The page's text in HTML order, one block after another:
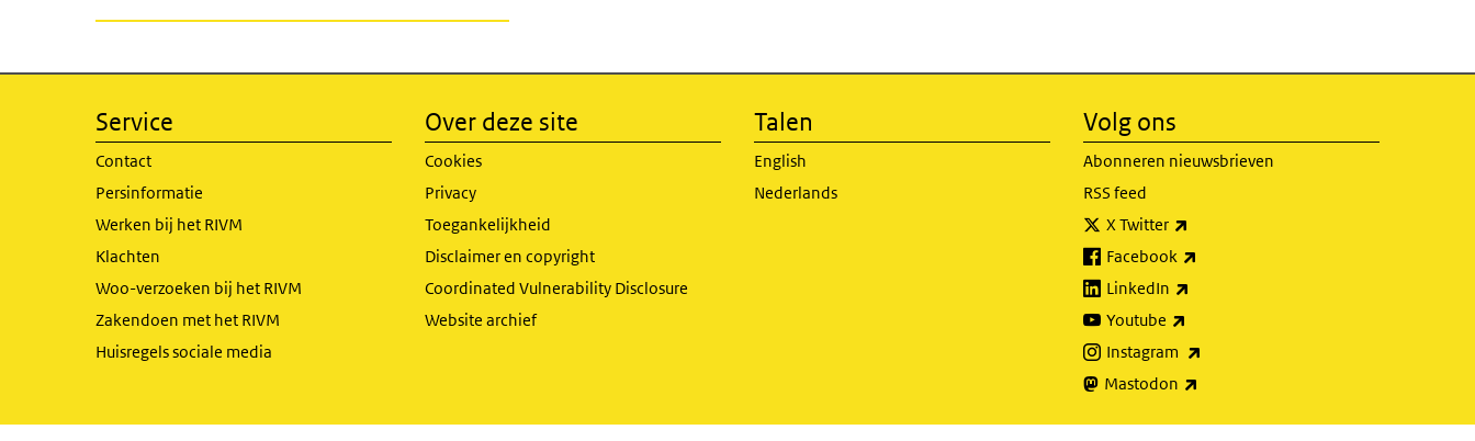
Service
Contact
Persinformatie
Werken bij het RIVM
Klachten
Woo-verzoeken bij het RIVM
Zakendoen met het RIVM
Huisregels sociale media
Over deze site
Cookies
Privacy
Toegankelijkheid
Disclaimer en copyright
Coordinated Vulnerability Disclosure
Website archief
Talen
English
Nederlands
Volg ons
Abonneren nieuwsbrieven
RSS feed
X Twitter
Facebook
LinkedIn
Youtube
Instagram
Mastodon